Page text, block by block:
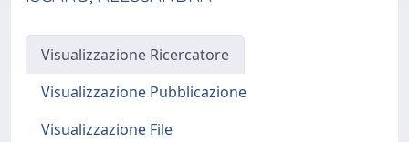
Visualizzazione Ricercatore
Visualizzazione Pubblicazione
Visualizzazione File